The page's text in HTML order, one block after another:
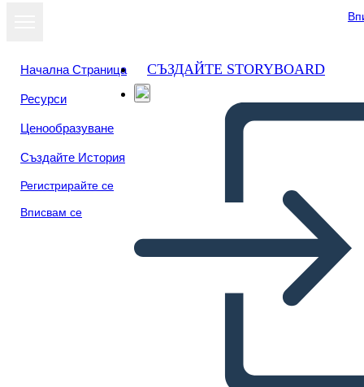
Начална Страница
Ресурси
Ценообразуване
Създайте История
Регистрирайте се
Вписвам се
СЪЗДАЙТЕ STORYBOARD
Плакат
Преглед като
слайдшоу